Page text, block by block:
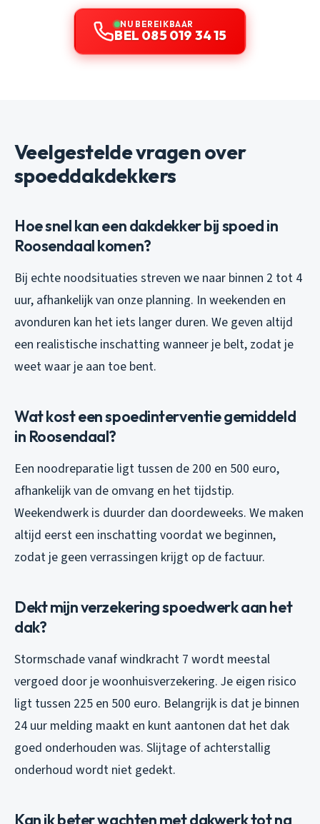
NU BEREIKBAAR
BEL 085 019 34 15
Veelgestelde vragen over
spoeddakdekkers
Hoe snel kan een dakdekker bij spoed in
Roosendaal komen?
Bij echte noodsituaties streven we naar binnen 2 tot 4
uur, afhankelijk van onze planning. In weekenden en
avonduren kan het iets langer duren. We geven altijd
een realistische inschatting wanneer je belt, zodat je
weet waar je aan toe bent.
Wat kost een spoedinterventie gemiddeld
in Roosendaal?
Een noodreparatie ligt tussen de 200 en 500 euro,
afhankelijk van de omvang en het tijdstip.
Weekendwerk is duurder dan doordeweeks. We maken
altijd eerst een inschatting voordat we beginnen,
zodat je geen verrassingen krijgt op de factuur.
Dekt mijn verzekering spoedwerk aan het
dak?
Stormschade vanaf windkracht 7 wordt meestal
vergoed door je woonhuisverzekering. Je eigen risico
ligt tussen 225 en 500 euro. Belangrijk is dat je binnen
24 uur melding maakt en kunt aantonen dat het dak
goed onderhouden was. Slijtage of achterstallig
onderhoud wordt niet gedekt.